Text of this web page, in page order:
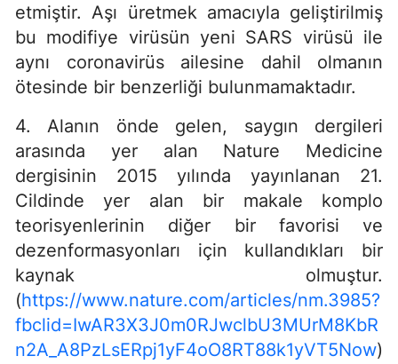
etmiştir. Aşı üretmek amacıyla geliştirilmiş
bu modifiye virüsün yeni SARS virüsü ile
aynı coronavirüs ailesine dahil olmanın
ötesinde bir benzerliği bulunmamaktadır.
4. Alanın önde gelen, saygın dergileri
arasında yer alan Nature Medicine
dergisinin 2015 yılında yayınlanan 21.
Cildinde yer alan bir makale komplo
teorisyenlerinin diğer bir favorisi ve
dezenformasyonları için kullandıkları bir
kaynak olmuştur.
(https://www.nature.com/articles/nm.3985?
fbclid=IwAR3X3J0m0RJwclbU3MUrM8KbR
n2A_A8PzLsERpj1yF4oO8RT88k1yVT5Now)